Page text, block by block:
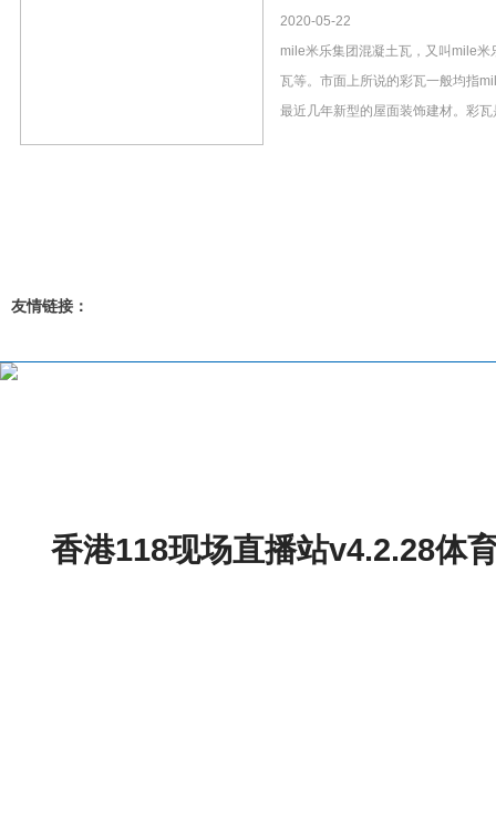
2020-05-22
mile米乐集团混凝土瓦，又叫mile米
瓦等。市面上所说的彩瓦一般均指
最近几年新型的屋面装饰建材。彩
友情链接：
香港118现场直播站v4.2.28体